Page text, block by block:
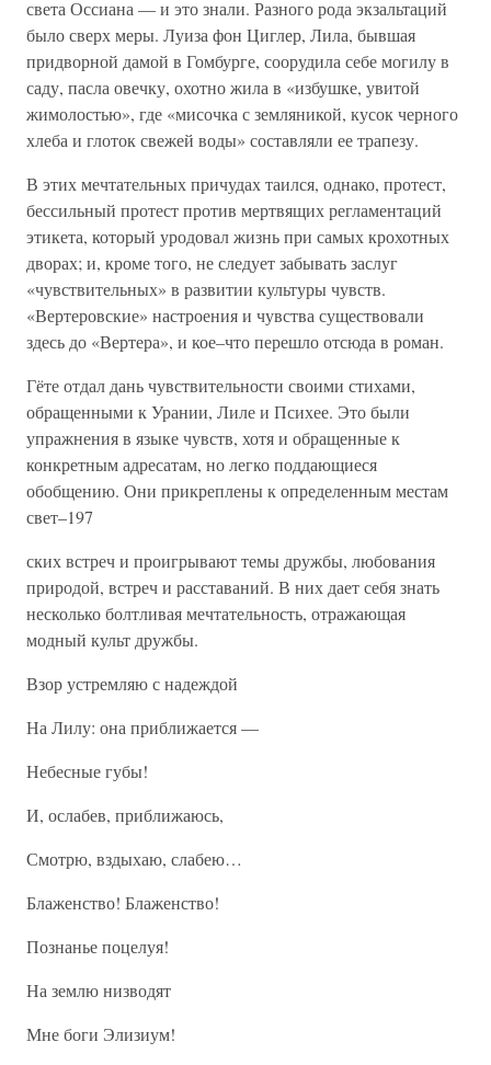
света Оссиана — и это знали. Разного рода экзальтаций
было сверх меры. Луиза фон Циглер, Лила, бывшая
придворной дамой в Гомбурге, соорудила себе могилу в
саду, пасла овечку, охотно жила в «избушке, увитой
жимолостью», где «мисочка с земляникой, кусок черного
хлеба и глоток свежей воды» составляли ее трапезу.
В этих мечтательных причудах таился, однако, протест,
бессильный протест против мертвящих регламентаций
этикета, который уродовал жизнь при самых крохотных
дворах; и, кроме того, не следует забывать заслуг
«чувствительных» в развитии культуры чувств.
«Вертеровские» настроения и чувства существовали
здесь до «Вертера», и кое–что перешло отсюда в роман.
Гёте отдал дань чувствительности своими стихами,
обращенными к Урании, Лиле и Психее. Это были
упражнения в языке чувств, хотя и обращенные к
конкретным адресатам, но легко поддающиеся
обобщению. Они прикреплены к определенным местам
свет–197
ских встреч и проигрывают темы дружбы, любования
природой, встреч и расставаний. В них дает себя знать
несколько болтливая мечтательность, отражающая
модный культ дружбы.
Взор устремляю с надеждой
На Лилу: она приближается —
Небесные губы!
И, ослабев, приближаюсь,
Смотрю, вздыхаю, слабею…
Блаженство! Блаженство!
Познанье поцелуя!
На землю низводят
Мне боги Элизиум!